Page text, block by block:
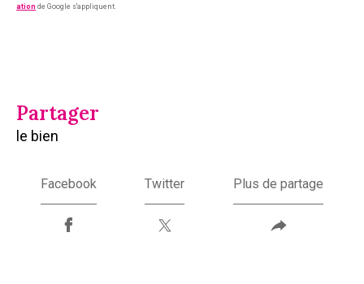
ation de Google s'appliquent.
partager
le bien
Facebook Twitter Plus de partage